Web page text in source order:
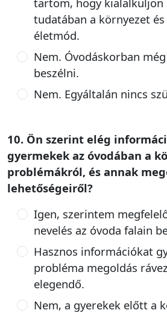
tudatában a környezet
életmód.
Nem. Óvodáskorban
beszélni.
Nem. Egyáltalán nincs
10. Ön szerint elég
gyermekek az óvodában a
problémákról, és annak
lehetőségeiről?
Igen, szerintem
nevelés az óvoda falain
Hasznos információkat
probléma megoldás
elegendő.
Nem, a gyerekek előtt a